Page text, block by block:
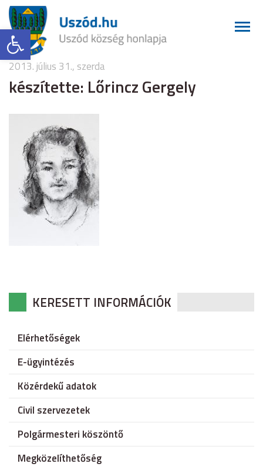
Eszköztár megnyitása
2013. július 31., szerda
készítette: Lőrincz Gergely
KERESETT INFORMÁCIÓK
Elérhetőségek
E-ügyintézés
Közérdekű adatok
Civil szervezetek
Polgármesteri köszöntő
Megközelíthetőség